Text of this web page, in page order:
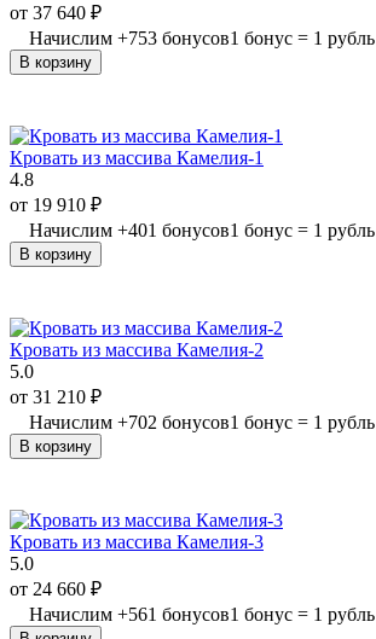
от 37 640 ₽
Начислим +753 бонусов1 бонус = 1 рубль
В корзину
Кровать из массива Камелия-1
4.8
от 19 910 ₽
Начислим +401 бонусов1 бонус = 1 рубль
В корзину
Кровать из массива Камелия-2
5.0
от 31 210 ₽
Начислим +702 бонусов1 бонус = 1 рубль
В корзину
Кровать из массива Камелия-3
5.0
от 24 660 ₽
Начислим +561 бонусов1 бонус = 1 рубль